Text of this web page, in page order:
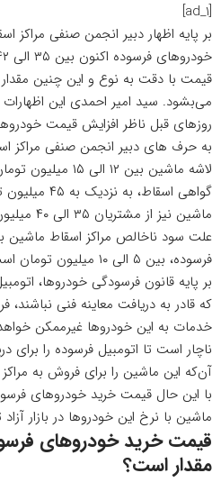
[ad_1]
بر پایه اظهار دبیر انجمن صنفی مراکز
قیمت با دقت به نوع و این چنین
می‌بشود. سید امیر احمدی این
روزهای قبل ناظر افزایش قیمت
به حرف های دبیر انجمن صنفی مراکز
لاشه ماشین بین
گواهی
ماشین
علت سود ناخالص مراکز اسقاط ماشین
فرسوده، بین ۵ الی ۱۰ میلیون تومان است.
که قادر به دریافت معاینه فنی
خدمات به این خودروها غیرممکن
ناچار است تا اتومبیل فرسوده را برای
آن‌که این ماشین را برای فروش به
با این حال قیمت خرید خودروهای
ماشین با نرخ این خودروها در بازار
قیمت خرید خودروهای
مقدار است؟